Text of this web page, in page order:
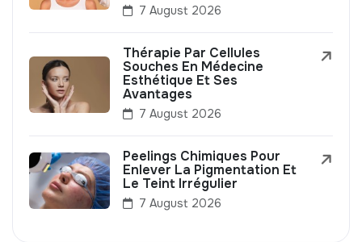
7 August 2026
Thérapie Par Cellules
Souches En Médecine
Esthétique Et Ses
Avantages
7 August 2026
Peelings Chimiques Pour
Enlever La Pigmentation Et
Le Teint Irrégulier
7 August 2026